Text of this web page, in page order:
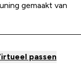
gemaakt van
passen